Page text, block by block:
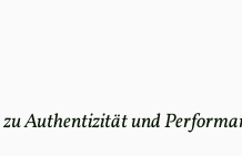
Authentizität und